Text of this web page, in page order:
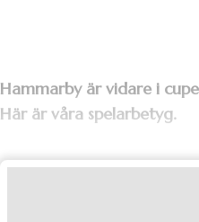
Hammarby är vidare i
Här är våra spelarbetyg.